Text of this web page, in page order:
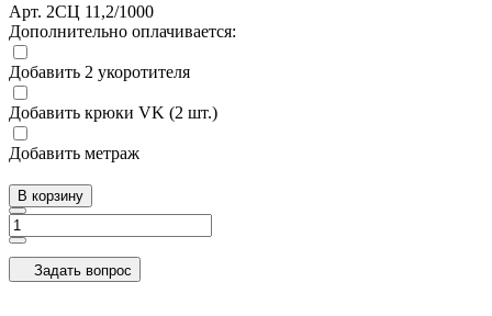
Арт. 2СЦ 11,2/1000
Дополнительно оплачивается:
Добавить 2 укоротителя
Добавить крюки VK (2 шт.)
Добавить метраж
В корзину
Задать вопрос